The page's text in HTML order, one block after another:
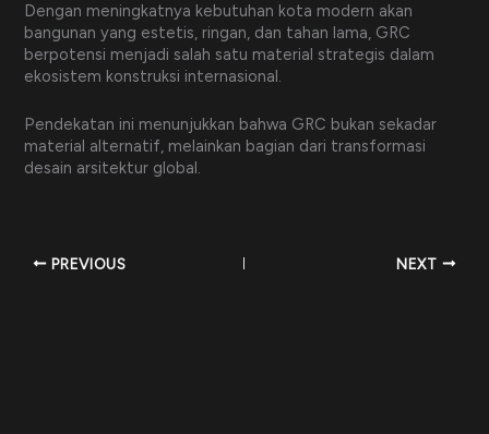
Dengan meningkatnya kebutuhan kota modern akan
bangunan yang estetis, ringan, dan tahan lama, GRC
berpotensi menjadi salah satu material strategis dalam
ekosistem konstruksi internasional.
Pendekatan ini menunjukkan bahwa GRC bukan sekadar
material alternatif, melainkan bagian dari transformasi
desain arsitektur global.
PREVIOUS NEXT